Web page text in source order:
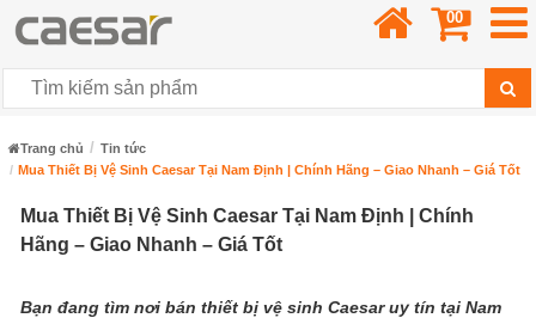
00
Trang chủ
Tin tức
Mua Thiết Bị Vệ Sinh Caesar Tại Nam Định | Chính Hãng – Giao Nhanh – Giá Tốt
Mua Thiết Bị Vệ Sinh Caesar Tại Nam Định | Chính
Hãng – Giao Nhanh – Giá Tốt
Bạn đang tìm nơi bán thiết bị vệ sinh Caesar uy tín tại Nam